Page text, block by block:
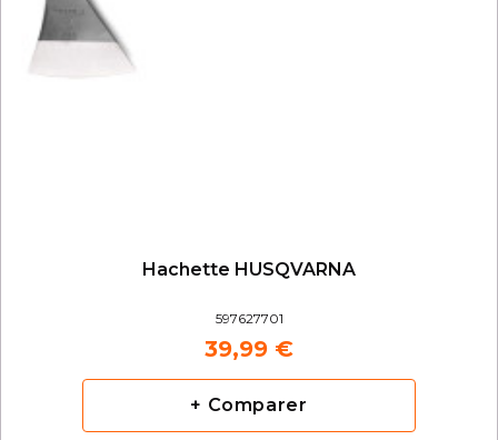
Hachette HUSQVARNA
597627701
39,99 €
+ Comparer